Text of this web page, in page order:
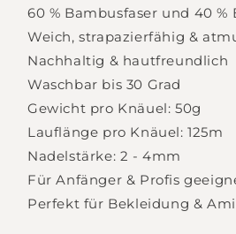
60 % Bambusfaser und 40 %
Weich, strapazierfähig &
Nachhaltig & hautfreundlich
Waschbar bis 30 Grad
Gewicht pro Knäuel: 50g
Lauflänge pro Knäuel: 125m
Nadelstärke: 2 - 4mm
Für Anfänger & Profis
Perfekt für Bekleidung &
your wishlist and view your
items.
Login